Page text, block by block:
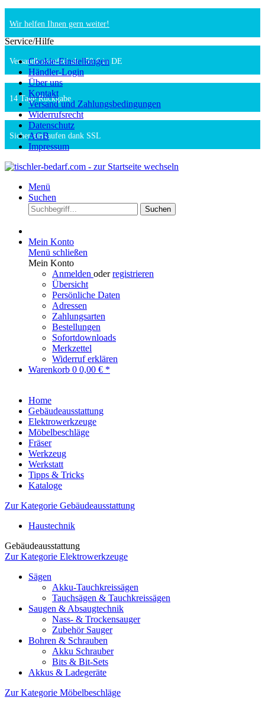
Wir helfen Ihnen gern weiter!
Versandkostenfrei ab 150 € in DE
14 Tage Rückgabe
Sicher einkaufen dank SSL
Service/Hilfe
Cookie-Einstellungen
Händler-Login
Über uns
Kontakt
Versand und Zahlungsbedingungen
Widerrufsrecht
Datenschutz
AGB
Impressum
Menü
Suchen
Suchen
Mein Konto
Menü schließen
Mein Konto
Anmelden oderregistrieren
Übersicht
Persönliche Daten
Adressen
Zahlungsarten
Bestellungen
Sofortdownloads
Merkzettel
Widerruf erklären
Warenkorb 0 0,00 € *
Home
Gebäudeausstattung
Elektrowerkzeuge
Möbelbeschläge
Fräser
Werkzeug
Werkstatt
Tipps & Tricks
Kataloge
Zur Kategorie Gebäudeausstattung
Haustechnik
Gebäudeausstattung
Zur Kategorie Elektrowerkzeuge
Sägen
Akku-Tauchkreissägen
Tauchsägen & Tauchkreissägen
Saugen & Absaugtechnik
Nass- & Trockensauger
Zubehör Sauger
Bohren & Schrauben
Akku Schrauber
Bits & Bit-Sets
Akkus & Ladegeräte
Zur Kategorie Möbelbeschläge